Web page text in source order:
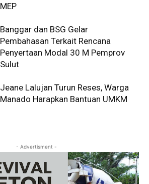
MEP
Banggar dan BSG Gelar
Pembahasan Terkait Rencana
Penyertaan Modal 30 M Pemprov
Sulut
Jeane Lalujan Turun Reses, Warga
Manado Harapkan Bantuan UMKM
- Advertisment -